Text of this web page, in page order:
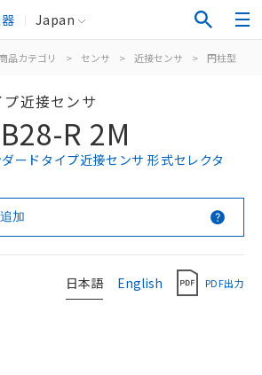
Japan
商品カテゴリ > センサ > 近接センサ > 円柱型
近接センサ
R 2M
ードタイプ近接センサ 形式セレクタ
加
日本語 English PDF出力